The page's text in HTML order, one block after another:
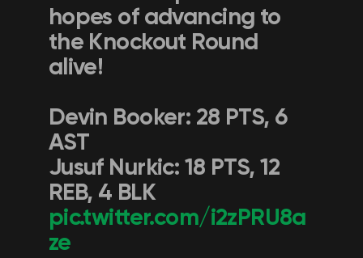
hopes of advancing to
the Knockout Round
alive!
Devin Booker: 28 PTS, 6
AST
Jusuf Nurkic: 18 PTS, 12
REB, 4 BLK
pic.twitter.com/i2zPRU8a
ze